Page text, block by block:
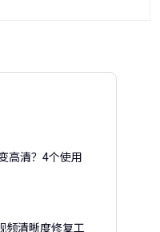
高清？4个使用
频清晰度修复工